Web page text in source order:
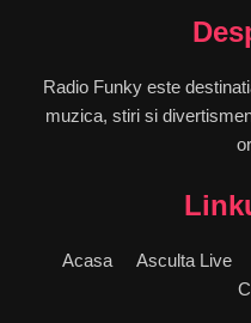
Radio Funky este
muzica, stiri si
Acasa Asculta Live